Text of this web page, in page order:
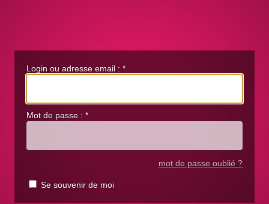
Login ou adresse email : *
Mot de passe : *
mot de passe oublié ?
Se souvenir de moi